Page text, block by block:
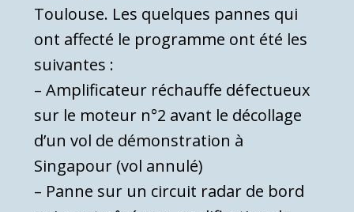
Toulouse. Les quelques pannes qui
ont affecté le programme ont été les
suivantes :
– Amplificateur réchauffe défectueux
sur le moteur n°2 avant le décollage
d’un vol de démonstration à
Singapour (vol annulé)
– Panne sur un circuit radar de bord